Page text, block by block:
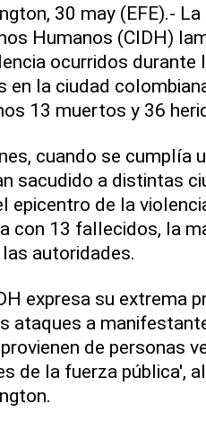
30 may (EFE).-
Humanos (CIDH)
ocurridos
en la ciudad
13 muertos y 36
cuando se cumplía
sacudido a distintas
epicentro de la
con 13 fallecidos, la
autoridades.
expresa su extrema
ataques a
de personas
de la fuerza pública',